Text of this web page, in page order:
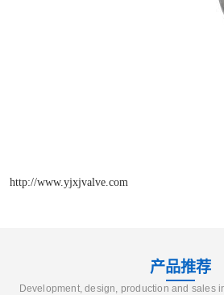
http://www.yjxjvalve.com
产品推荐
Development, design, production and sales